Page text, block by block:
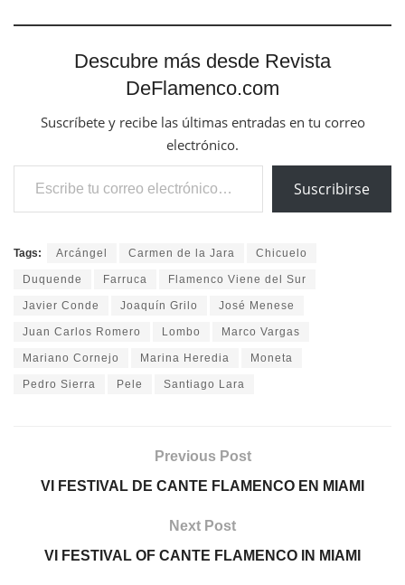
Descubre más desde Revista
DeFlamenco.com
Suscríbete y recibe las últimas entradas en tu correo
electrónico.
Escribe tu correo electrónico…
Suscribirse
Tags: Arcángel Carmen de la Jara Chicuelo
Duquende Farruca Flamenco Viene del Sur
Javier Conde Joaquín Grilo José Menese
Juan Carlos Romero Lombo Marco Vargas
Mariano Cornejo Marina Heredia Moneta
Pedro Sierra Pele Santiago Lara
Previous Post
VI FESTIVAL DE CANTE FLAMENCO EN MIAMI
Next Post
VI FESTIVAL OF CANTE FLAMENCO IN MIAMI